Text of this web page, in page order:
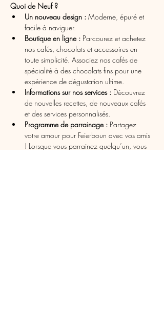
Quoi de Neuf ?
Un nouveau design : Moderne, épuré et
facile à naviguer.
Boutique en ligne : Parcourez et achetez
nos cafés, chocolats et accessoires en
toute simplicité. Associez nos cafés de
spécialité à des chocolats fins pour une
expérience de dégustation ultime.
Informations sur nos services : Découvrez
de nouvelles recettes, de nouveaux cafés
et des services personnalisés.
Programme de parrainage : Partagez
votre amour pour Feierboun avec vos amis
! Lorsque vous parrainez quelqu’un, vous